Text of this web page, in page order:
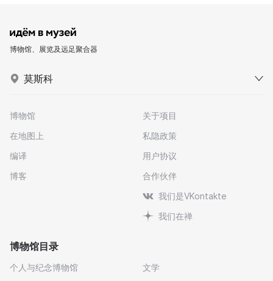
博物馆、展览及远足聚合器
莫斯科
博物馆
在地图上
编译
博客
关于项目
私隐政策
用户协议
合作伙伴
我们是VKontakte
我们在禅
博物馆目录
个人与纪念博物馆
文学